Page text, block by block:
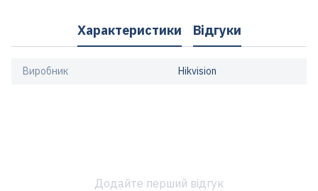
Характеристики Відгуки
Виробник Hikvision
Додайте перший відгук